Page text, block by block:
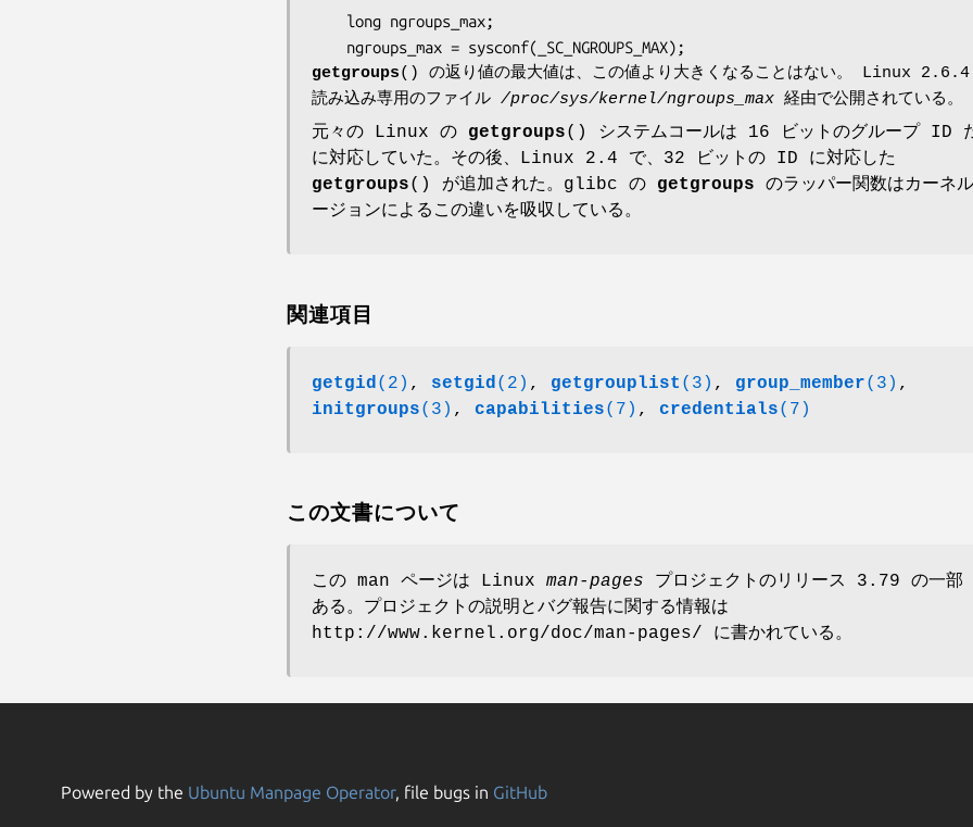
getgroups() の返り値の最大値は、この値より大きくなることはない。 Linux
読み込み専用のファイル /proc/sys/kernel/ngroups_max 経由で公開されている。
元々の Linux の getgroups() システムコールは 16 ビットのグループ ID
に対応していた。その後、Linux 2.4 で、32 ビットの ID に対応した
getgroups() が追加された。glibc の getgroups のラッパー関数はカーネ
ージョンによるこの違いを吸収している。
関連項目
getgid (2) , setgid (2) , getgrouplist (3) , group_member(3) ,
initgroups(3) , capabilities(7) , credentials(7)
この文書について
この man ページは Linux man-pages プロジェクトのリリース 3.79 の一部
ある。プロジェクトの説明とバグ報告に関する情報は
http://www.kernel.org/doc/man-pages/ に書かれている。
Powered by the Ubuntu Manpage Operator, file bugs in GitHub